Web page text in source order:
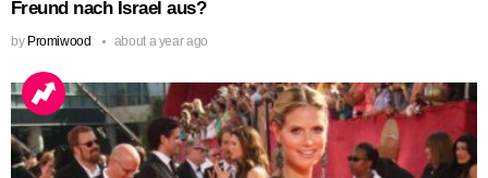
Freund nach Israel aus?
by Promiwood about a year ago